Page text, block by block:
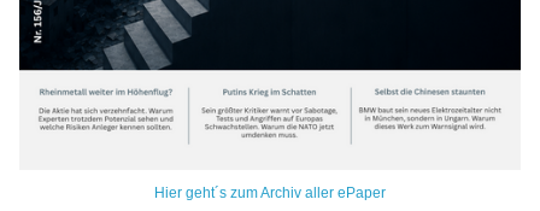
Hier geht´s zum Archiv aller ePaper